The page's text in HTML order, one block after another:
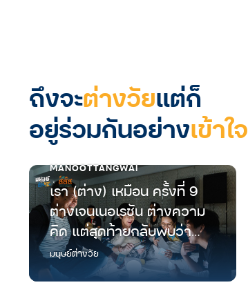
ถึงจะต่างวัยแต่ก็
อยู่ร่วมกันอย่างเข้าใจ
MANOOTTANGWAI
เรา (ต่าง) เหมือน ครั้งที่ 9
ต่างเจนเนอเรชัน ต่างความ
คิด แต่สุดท้ายกลับพบว่า
“เราเหมือนกัน”
มนุษย์ต่างวัย